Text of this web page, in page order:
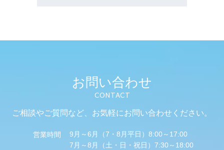
お問い合わせ
CONTACT
ご相談やご質問など、 お気軽にお問い合わせください。
営業時間
9月～6月（7・8月平日）8:00～17:00
7月～8月（土・日・祝日）7:30～18:00